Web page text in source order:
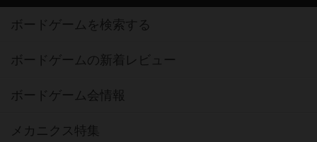
ボードゲームを検索する
ボードゲームの新着レビュー
ボードゲーム会情報
メカニクス特集